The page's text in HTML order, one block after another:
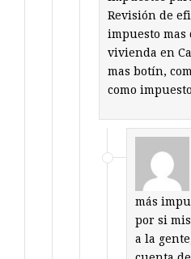
Revisión de
impuesto mas
vivienda en
mas botín,
como
más
por si
a la